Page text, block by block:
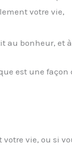
votre vie,
au bonheur, et
est une
vie, ou si